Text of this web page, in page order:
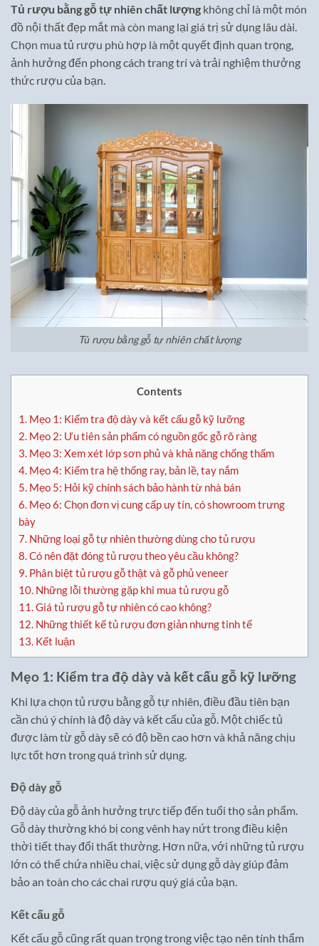
Tủ rượu bằng gỗ tự nhiên chất lượng không chỉ là một món
đồ nội thất đẹp mắt mà còn mang lại giá trị sử dụng lâu dài.
Chọn mua tủ rượu phù hợp là một quyết định quan trọng,
ảnh hưởng đến phong cách trang trí và trải nghiệm thưởng
thức rượu của bạn.
Tủ rượu bằng gỗ tự nhiên chất lượng
Contents
1. Mẹo 1: Kiểm tra độ dày và kết cấu gỗ kỹ lưỡng
2. Mẹo 2: Ưu tiên sản phẩm có nguồn gốc gỗ rõ ràng
3. Mẹo 3: Xem xét lớp sơn phủ và khả năng chống thấm
4. Mẹo 4: Kiểm tra hệ thống ray, bản lề, tay nắm
5. Mẹo 5: Hỏi kỹ chính sách bảo hành từ nhà bán
6. Mẹo 6: Chọn đơn vị cung cấp uy tín, có showroom trưng
bày
7. Những loại gỗ tự nhiên thường dùng cho tủ rượu
8.Có nên đặt đóng tủ rượu theo yêu cầu không?
9. Phân biệt tủ rượu gỗ thật và gỗ phủ veneer
10. Những lỗi thường gặp khi mua tủ rượu gỗ
11.Giá tủ rượu gỗ tự nhiên có cao không?
12. Những thiết kế tủ rượu đơn giản nhưng tinh tế
13. Kết luận
Mẹo 1: Kiểm tra độ dày và kết cấu gỗ kỹ lưỡng
Khi lựa chọn tủ rượu bằng gỗ tự nhiên, điều đầu tiên bạn
cần chú ý chính là độ dày và kết cấu của gỗ. Một chiếc tủ
được làm từ gỗ dày sẽ có độ bền cao hơn và khả năng chịu
lực tốt hơn trong quá trình sử dụng.
Độ dày gỗ
Độ dày của gỗ ảnh hưởng trực tiếp đến tuổi thọ sản phẩm.
Gỗ dày thường khó bị cong vênh hay nứt trong điều kiện
thời tiết thay đổi thất thường. Hơn nữa, với những tủ rượu
lớn có thể chứa nhiều chai, việc sử dụng gỗ dày giúp đảm
bảo an toàn cho các chai rượu quý giá của bạn.
Kết cấu gỗ
Kết cấu gỗ cũng rất quan trọng trong việc tạo nên tính thẩm